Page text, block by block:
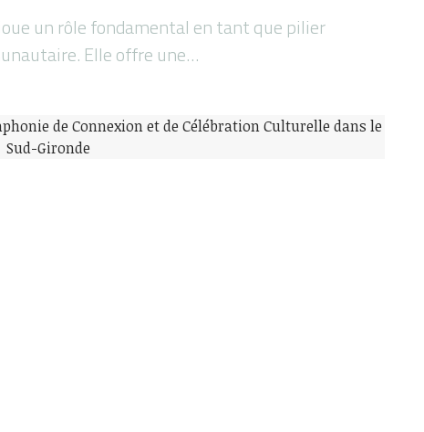
un rôle fondamental en tant que pilier
Elle offre une…